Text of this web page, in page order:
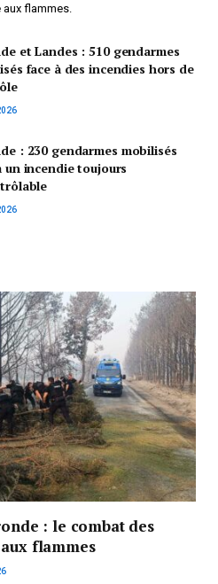
flammes.
et Landes : 510 gendarmes
face à des incendies hors de
: 230 gendarmes mobilisés
un incendie toujours
: le combat des
flammes